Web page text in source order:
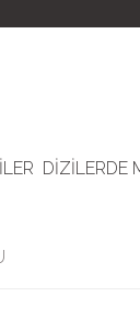
DİZİLERDE